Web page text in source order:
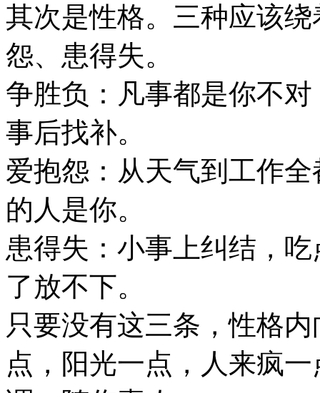
其次是性格。三种应该
怨、患得失。
争胜负：凡事都是你不
事后找补。
爱抱怨：从天气到工作
的人是你。
患得失：小事上纠结，
了放不下。
只要没有这三条，性格
点，阳光一点，人来疯